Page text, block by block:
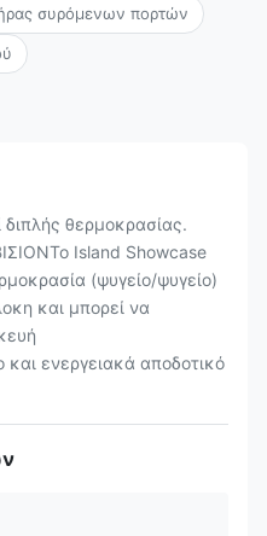
συρόμενων πορτών
θερμοκρασίας.
Island Showcase
(ψυγείο/ψυγείο)
και μπορεί να
ενεργειακά αποδοτικό